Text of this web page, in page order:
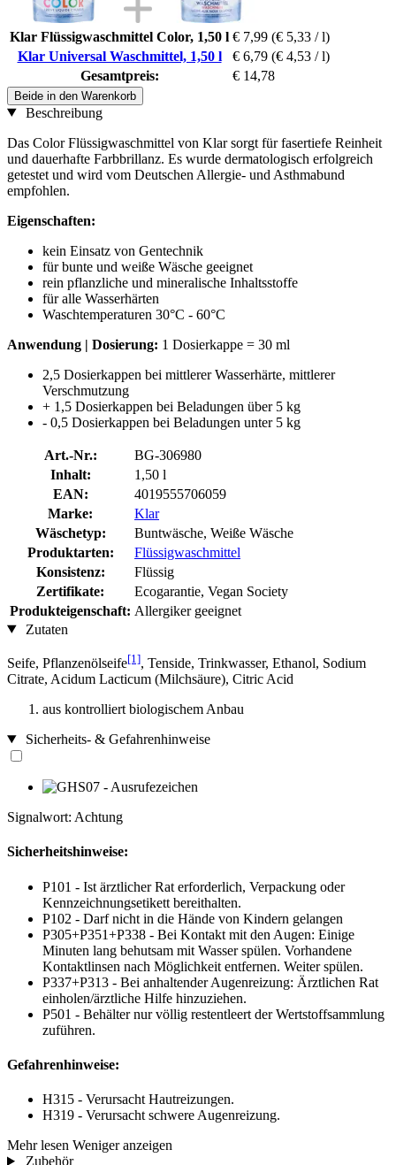
Klar Flüssigwaschmittel Color, 1,50 l € 7,99 (€ 5,33 / l)
Klar Universal Waschmittel, 1,50 l
€ 6,79 (€ 4,53 / l)
Gesamtpreis:
€ 14,78
Beide in den Warenkorb
Beschreibung
Das Color Flüssigwaschmittel von Klar sorgt für fasertiefe Reinheit
und dauerhafte Farbbrillanz. Es wurde dermatologisch erfolgreich
getestet und wird vom Deutschen Allergie- und Asthmabund
empfohlen.
Eigenschaften:
kein Einsatz von Gentechnik
für bunte und weiße Wäsche geeignet
rein pflanzliche und mineralische Inhaltsstoffe
für alle Wasserhärten
Waschtemperaturen 30°C - 60°C
Anwendung | Dosierung: 1 Dosierkappe = 30 ml
2,5 Dosierkappen bei mittlerer Wasserhärte, mittlerer
Verschmutzung
+ 1,5 Dosierkappen bei Beladungen über 5 kg
- 0,5 Dosierkappen bei Beladungen unter 5 kg
Art.-Nr.:
BG-306980
Inhalt:
1,50 l
EAN:
4019555706059
Marke:
Klar
Wäschetyp:
Buntwäsche, Weiße Wäsche
Produktarten:
Flüssigwaschmittel
Konsistenz:
Flüssig
Zertifikate:
Ecogarantie, Vegan Society
Produkteigenschaft: Allergiker geeignet
Zutaten
Seife, Pflanzenölseife[1], Tenside, Trinkwasser, Ethanol, Sodium
Citrate, Acidum Lacticum (Milchsäure), Citric Acid
aus kontrolliert biologischem Anbau
Sicherheits- & Gefahrenhinweise
Signalwort: Achtung
Sicherheitshinweise:
P101 - Ist ärztlicher Rat erforderlich, Verpackung oder
Kennzeichnungsetikett bereithalten.
P102 - Darf nicht in die Hände von Kindern gelangen
P305+P351+P338 - Bei Kontakt mit den Augen: Einige
Minuten lang behutsam mit Wasser spülen. Vorhandene
Kontaktlinsen nach Möglichkeit entfernen. Weiter spülen.
P337+P313 - Bei anhaltender Augenreizung: Ärztlichen Rat
einholen/ärztliche Hilfe hinzuziehen.
P501 - Behälter nur völlig restentleert der Wertstoffsammlung
zuführen.
Gefahrenhinweise:
H315 - Verursacht Hautreizungen.
H319 - Verursacht schwere Augenreizung.
Mehr lesen Weniger anzeigen
Zubehör